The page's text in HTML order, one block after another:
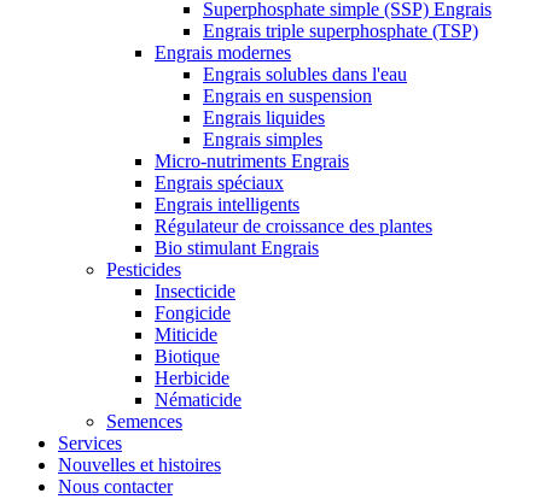
Superphosphate simple (SSP) Engrais
Engrais triple superphosphate (TSP)
Engrais modernes
Engrais solubles dans l'eau
Engrais en suspension
Engrais liquides
Engrais simples
Micro-nutriments Engrais
Engrais spéciaux
Engrais intelligents
Régulateur de croissance des plantes
Bio stimulant Engrais
Pesticides
Insecticide
Fongicide
Miticide
Biotique
Herbicide
Nématicide
Semences
Services
Nouvelles et histoires
Nous contacter